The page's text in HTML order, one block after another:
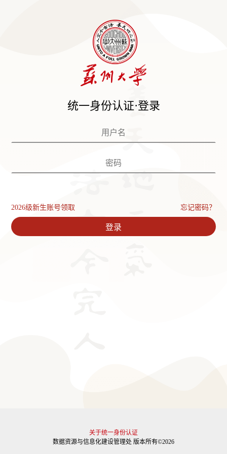
统一身份认证·登录
2026级新生账号领取 忘记密码？
关于统一身份认证
数据资源与信息化建设管理处 版本所有©2026